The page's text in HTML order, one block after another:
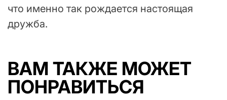
что именно так рождается настоящая
дружба.
ВАМ ТАКЖЕ МОЖЕТ
ПОНРАВИТЬСЯ